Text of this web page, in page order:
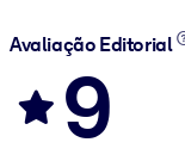
Avaliação Editorial
9